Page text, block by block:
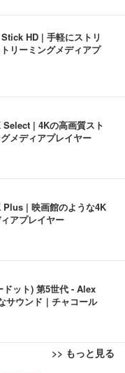
HD | 手軽にストリ
リーミングメディアプ
| 4Kの高画質スト
メディアプレイヤー
| 映画館のような4K
アプレイヤー
ット) 第5世代 - Alex
サウンド｜チャコール
>> もっと見る